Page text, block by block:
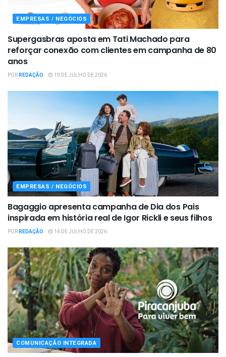
EMPRESAS / NEGÓCIOS
Supergasbras aposta em Tati Machado para
reforçar conexão com clientes em campanha de 80
anos
PORREDAÇÃO 19 DE JULHO DE 2026
EMPRESAS / NEGÓCIOS
Bagaggio apresenta campanha de Dia dos Pais
inspirada em história real de Igor Rickli e seus filhos
PORREDAÇÃO 16 DE JULHO DE 2026
COMUNICAÇÃO INTEGRADA